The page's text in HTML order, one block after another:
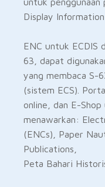
Display
ENC untuk ECDIS
63, dapat
yang membaca S-
(sistem ECS).
online, dan E-
menawarkan:
(ENCs), Paper
Publications,
Peta Bahari